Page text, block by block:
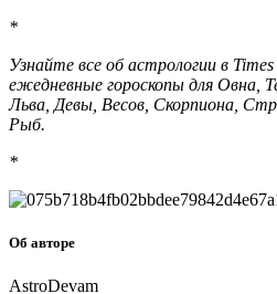
*
Узнайте все об астрологии в
ежедневные гороскопы для Овна,
Льва, Девы, Весов, Скорпиона,
Рыб.
*
Об авторе
AstroDevam